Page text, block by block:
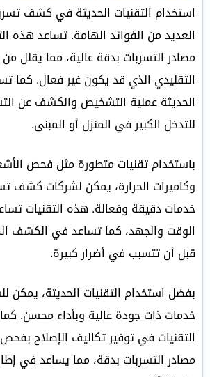
استخدام التقنيات الحديثة في كشف
العديد من الفوائد الهامة. تساعد هذه
مصادر التسربات بدقة عالية، مما يقلل
التقليدي الذي قد يكون غير فعال. كما
الحديثة عملية التشخيص والكشف عن
للتدخل الكبير في المنزل أو المبنى.
باستخدام تقنيات متطورة مثل فحص
وكاميرات الحرارة، يمكن لشركات كشف
خدمات دقيقة وفعالة. هذه التقنيات
الوقت والجهد، كما تساعد في الكشف
قبل أن تتسبب في أضرار كبيرة.
بفضل استخدام التقنيات الحديثة، يمكن
خدمات ذات جودة عالية وبأداء محسن.
التقنيات في توفير تكاليف الإصلاح
مصادر التسربات بدقة، مما يساعد في